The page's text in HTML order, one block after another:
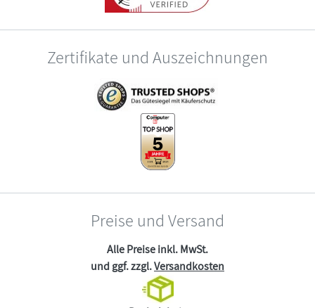
Zertifikate und Auszeichnungen
Preise und Versand
Alle Preise inkl. MwSt.
und ggf. zzgl.Versandkosten